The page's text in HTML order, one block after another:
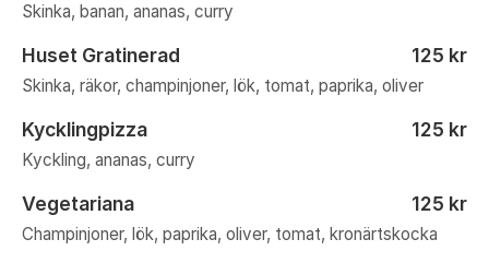
Skinka, banan, ananas, curry
Huset Gratinerad 125 kr
Skinka, räkor, champinjoner, lök, tomat, paprika, oliver
Kycklingpizza 125 kr
Kyckling, ananas, curry
Vegetariana 125 kr
Champinjoner, lök, paprika, oliver, tomat, kronärtskocka